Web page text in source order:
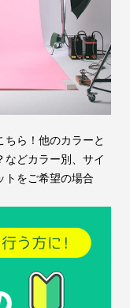
ら！他のカラーと
などカラー別、サイ
トをご希望の場合